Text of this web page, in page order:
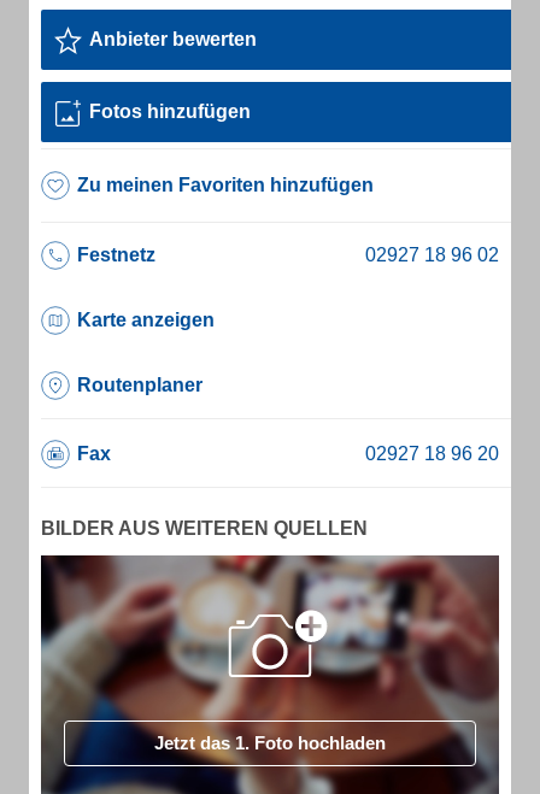
Anbieter bewerten
Fotos hinzufügen
Zu meinen Favoriten hinzufügen
Festnetz
Karte anzeigen
Routenplaner
Fax
BILDER AUS WEITEREN QUELLEN
Jetzt das 1. Foto hochladen